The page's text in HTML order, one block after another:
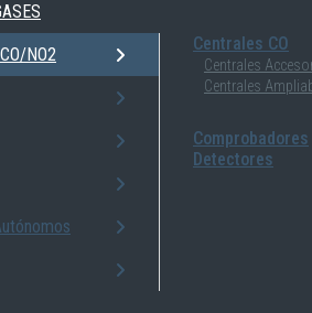
NO2
Centrales CO
Centrales
Centrales
Comprobadores
Detectores